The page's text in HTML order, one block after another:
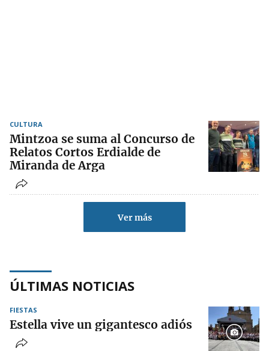
CULTURA
Mintzoa se suma al Concurso de
Relatos Cortos Erdialde de
Miranda de Arga
Ver más
ÚLTIMAS NOTICIAS
FIESTAS
Estella vive un gigantesco adiós